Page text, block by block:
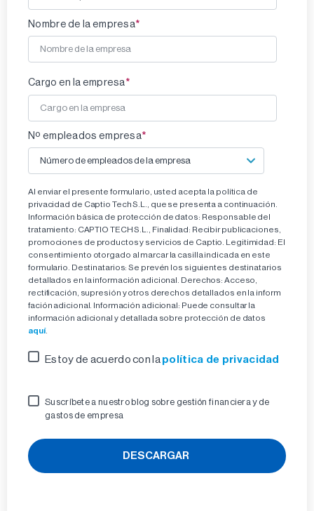
Nombre de la empresa*
Cargo en la empresa*
Nº empleados empresa*
Al enviar el presente formulario, usted acepta la política de
privacidad de Captio Tech S.L., que se presenta a continuación.
Información básica de protección de datos: Responsable del
tratamiento: CAPTIO TECH S.L., Finalidad: Recibir publicaciones,
promociones de productos y servicios de Captio. Legitimidad: El
consentimiento otorgado al marcar la casilla indicada en este
formulario. Destinatarios: Se prevén los siguientes destinatarios
detallados en la información adicional. Derechos: Acceso,
rectificación, supresión y otros derechos detallados en la inform
fación adicional. Información adicional: Puede consultar la
información adicional y detallada sobre protección de datos
aquí.
Estoy de acuerdo con lapolítica de privacidad
Suscríbete a nuestro blog sobre gestión financiera y de
gastos de empresa